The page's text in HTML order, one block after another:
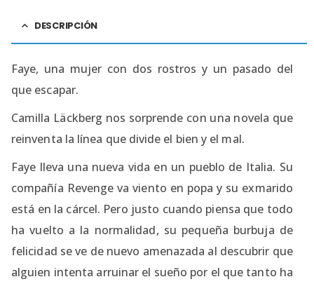
DESCRIPCIÓN
Faye, una mujer con dos rostros y un pasado del
que escapar.
Camilla Läckberg nos sorprende con una novela que
reinventa la línea que divide el bien y el mal.
Faye lleva una nueva vida en un pueblo de Italia. Su
compañía Revenge va viento en popa y su exmarido
está en la cárcel. Pero justo cuando piensa que todo
ha vuelto a la normalidad, su pequeña burbuja de
felicidad se ve de nuevo amenazada al descubrir que
alguien intenta arruinar el sueño por el que tanto ha